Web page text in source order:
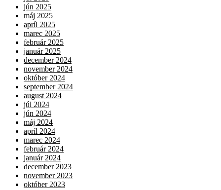
jún 2025
máj 2025
apríl 2025
marec 2025
február 2025
január 2025
december 2024
november 2024
október 2024
september 2024
august 2024
júl 2024
jún 2024
máj 2024
apríl 2024
marec 2024
február 2024
január 2024
december 2023
november 2023
október 2023